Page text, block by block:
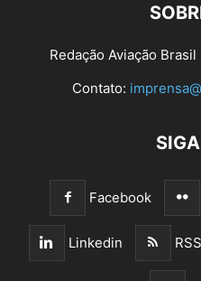
Redação Aviação
Contato:
Facebook
Linkedin RSS